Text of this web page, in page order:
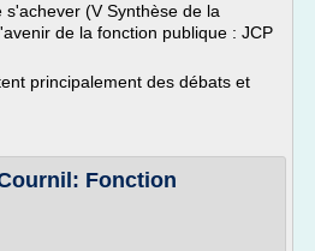
(V Synthèse de la
de la fonction publique : JCP
principalement des débats et
Fonction